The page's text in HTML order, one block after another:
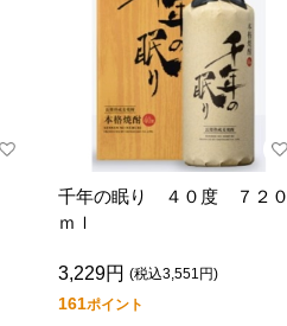
千年の眠り ４０度 ７２０
ｍｌ
3,229円 (税込3,551円)
161ポイント